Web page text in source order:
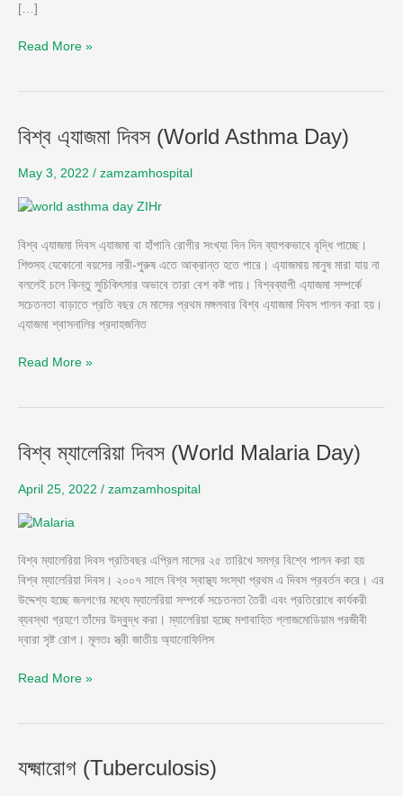
[…]
Read More »
বিশ্ব এ্যাজমা দিবস (World Asthma Day)
May 3, 2022 / zamzamhospital
বিশ্ব এ্যাজমা দিবস এ্যাজমা বা হাঁপানি রোগীর সংখ্যা দিন দিন ব্যাপকভাবে বৃদ্ধি পাচ্ছে।
শিশুসহ যেকোনো বয়সের নারী-পুরুষ এতে আক্রান্ত হতে পারে। এ্যাজমায় মানুষ মারা যায় না
বললেই চলে কিন্তু সুচিকিৎসার অভাবে তারা বেশ কষ্ট পায়। বিশ্বব্যাপী এ্যাজমা সম্পর্কে
সচেতনতা বাড়াতে প্রতি বছর মে মাসের প্রথম মঙ্গলবার বিশ্ব এ্যাজমা দিবস পালন করা হয়।
এ্যাজমা শ্বাসনালির প্রদাহজনিত
বিশ্ব
এ্যাজমা
দিবস
Asthma
Read More »
বিশ্ব ম্যালেরিয়া দিবস (World Malaria Day)
April 25, 2022 / zamzamhospital
বিশ্ব ম্যালেরিয়া দিবস প্রতিবছর এপ্রিল মাসের ২৫ তারিখে সমগ্র বিশ্বে পালন করা হয়
বিশ্ব ম্যালেরিয়া দিবস। ২০০৭ সালে বিশ্ব স্বাস্থ্য সংস্থা প্রথম এ দিবস প্রবর্তন করে। এর
উদ্দেশ্য হচ্ছে জনগণের মধ্যে ম্যালেরিয়া সম্পর্কে সচেতনতা তৈরী এবং প্রতিরোধে কার্যকরী
ব্যবস্থা গ্রহণে তাঁদের উদ্বুদ্ধ করা। ম্যালেরিয়া হচ্ছে মশাবাহিত প্লাজমোডিয়াম পরজীবী
দ্বারা সৃষ্ট রোগ। মূলতঃ স্ত্রী জাতীয় অ্যানোফিলিস
বিশ্ব
ম্যালেরিয়া
দিবস
Malaria
Read More »
যক্ষ্মারোগ (Tuberculosis)
যক্ষ্মারোগ
(Tuberculosis)